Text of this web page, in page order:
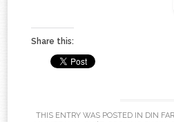
Share this:
THIS ENTRY WAS POSTED IN DIN